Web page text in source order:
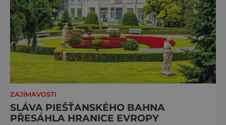
ZAJÍMAVOSTI
SLÁVA PIEŠŤANSKÉHO BAHNA
PŘESÁHLA HRANICE EVROPY